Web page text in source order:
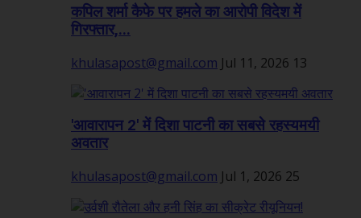
कपिल शर्मा कैफे पर हमले का आरोपी विदेश में
गिरफ्तार,...
khulasapost@gmail.com Jul 11, 2026 13
'आवारापन 2' में दिशा पाटनी का सबसे रहस्यमयी
अवतार
khulasapost@gmail.com Jul 1, 2026 25